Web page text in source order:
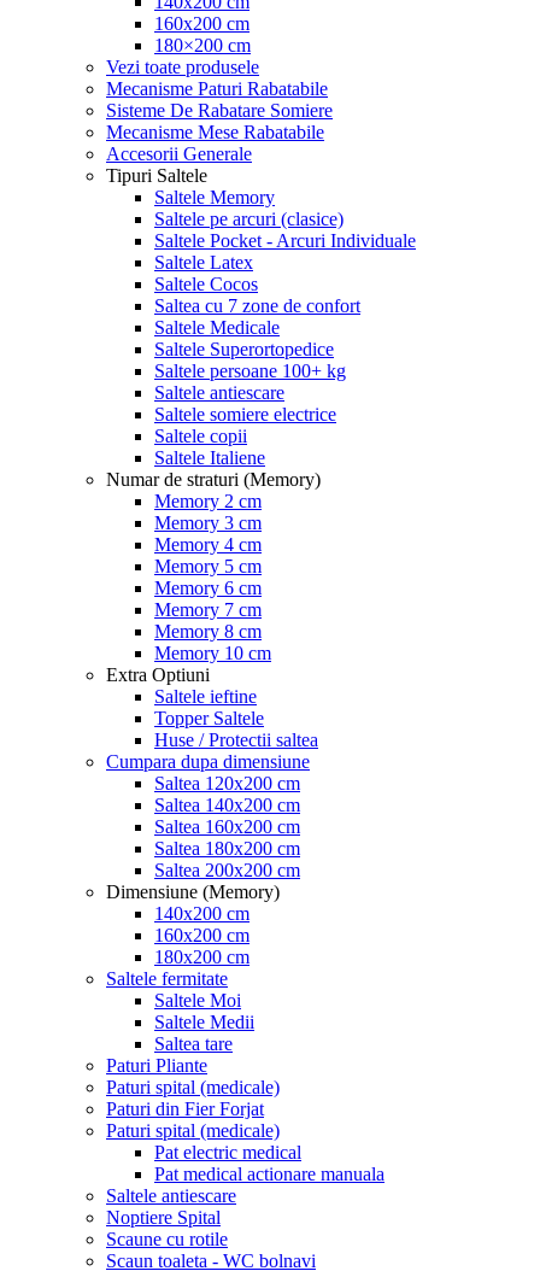
160x200 cm
180×200 cm
Vezi toate produsele
Mecanisme Paturi Rabatabile
Sisteme De Rabatare Somiere
Mecanisme Mese Rabatabile
Accesorii Generale
Tipuri Saltele
Saltele Memory
Saltele pe arcuri (clasice)
Saltele Pocket - Arcuri Individuale
Saltele Latex
Saltele Cocos
Saltea cu 7 zone de confort
Saltele Medicale
Saltele Superortopedice
Saltele persoane 100+ kg
Saltele antiescare
Saltele somiere electrice
Saltele copii
Saltele Italiene
Numar de straturi (Memory)
Memory 2 cm
Memory 3 cm
Memory 4 cm
Memory 5 cm
Memory 6 cm
Memory 7 cm
Memory 8 cm
Memory 10 cm
Extra Optiuni
Saltele ieftine
Topper Saltele
Huse / Protectii saltea
Cumpara dupa dimensiune
Saltea 120x200 cm
Saltea 140x200 cm
Saltea 160x200 cm
Saltea 180x200 cm
Saltea 200x200 cm
Dimensiune (Memory)
140x200 cm
160x200 cm
180x200 cm
Saltele fermitate
Saltele Moi
Saltele Medii
Saltea tare
Paturi Pliante
Paturi spital (medicale)
Paturi din Fier Forjat
Paturi spital (medicale)
Pat electric medical
Pat medical actionare manuala
Saltele antiescare
Noptiere Spital
Scaune cu rotile
Scaun toaleta - WC bolnavi